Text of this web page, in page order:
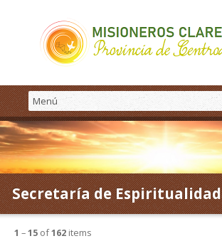
Secretaría de Espiritualidad
1 –15 of162 items